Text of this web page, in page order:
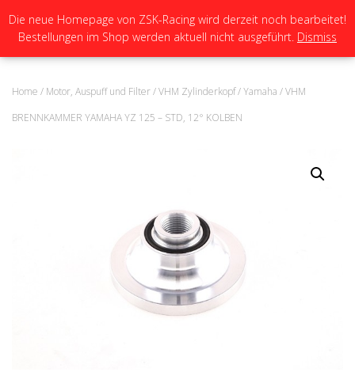
N
A
Home / Motor, Auspuff und Filter/VHM Zylinderkopf/Yamaha / VHM
BRENNKAMMER YAMAHA YZ 125 – STD, 12° KOLBEN
Die neue Homepage von ZSK-Racing wird derzeit noch bearbeitet!
Bestellungen im Shop werden aktuell nicht ausgeführt. Dismiss